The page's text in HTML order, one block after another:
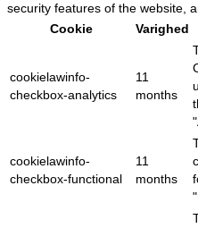
security features of the website,
Cookie
Varighed
cookielawinfo-
checkbox-analytics
11
months
cookielawinfo-
checkbox-functional
11
months